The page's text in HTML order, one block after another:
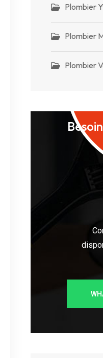
Plombier
Plombier
Plombier